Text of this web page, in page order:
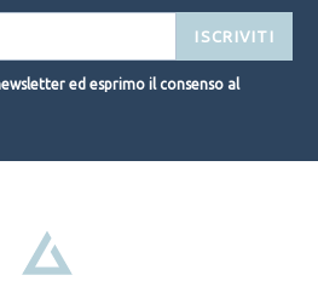
ISCRIVITI
ed esprimo il consenso al